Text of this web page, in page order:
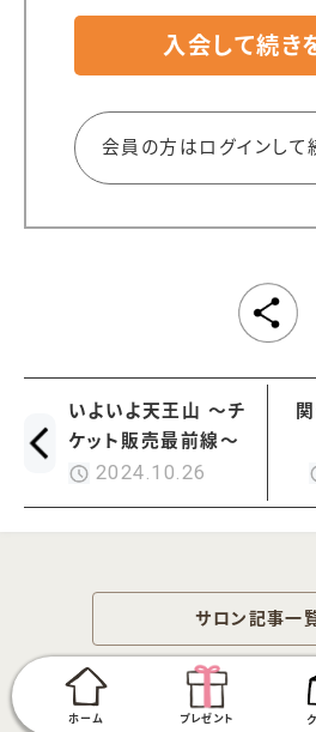
入会して続き
会員の方はログインして
いよいよ天王山 ～チ
ケット販売最前線～
2024.10.26
サロン記事一
ホーム プレゼント